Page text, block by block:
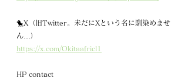
🐤X（旧Twitter。未だにXという名に馴染めませ
ん…）
https://x.com/Okitaafricl1
HP contact